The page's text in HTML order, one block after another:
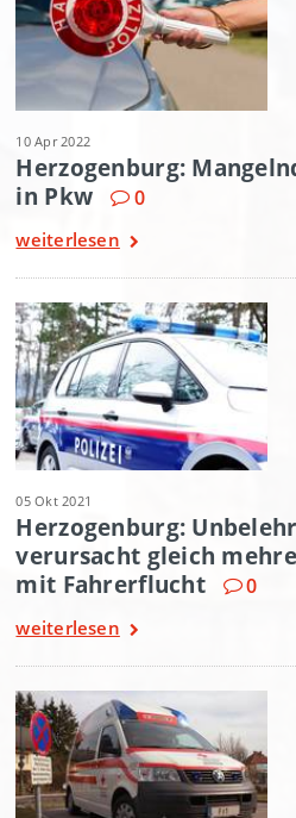
10 Apr 2022
Herzogenburg:
in Pkw
0
weiterlesen
05 Okt 2021
Herzogenburg:
verursacht gleich
mit Fahrerflucht
0
weiterlesen